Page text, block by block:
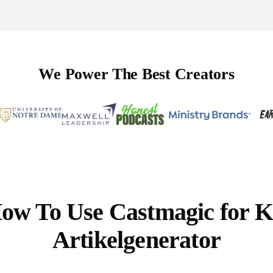
We Power The Best Creators
To Use Castmagic for
Artikelgenerator